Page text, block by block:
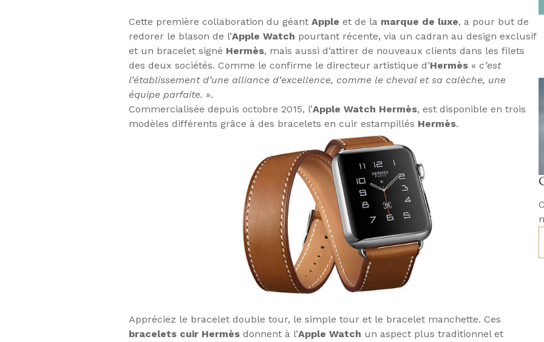
Cette première collaboration du géant Apple et de la marque de luxe, a pour but de
redorer le blason de l’Apple Watch pourtant récente, via un cadran au design exclusif
et un bracelet signé Hermès, mais aussi d’attirer de nouveaux clients dans les filets
des deux sociétés. Comme le confirme le directeur artistique d’Hermès « c’est
l’établissement d’une alliance d’excellence, comme le cheval et sa calèche, une
équipe parfaite. ».
Commercialisée depuis octobre 2015, l’Apple Watch Hermès, est disponible en trois
modèles différents grâce à des bracelets en cuir estampillés Hermès.
Appréciez le bracelet double tour, le simple tour et le bracelet manchette. Ces
bracelets cuir Hermès donnent à l’Apple Watch un aspect plus traditionnel et